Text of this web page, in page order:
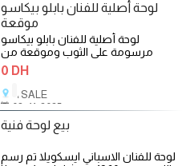
لوحة أصلية للفنان بابلو بيكاسو
موقعة
لوحة أصلية للفنان بابلو بيكاسو
مرسومة على الثوب وموقعة من
طرف
0 DH
، SALE
08/11/2025
بيع لوحة فنية
لوحة للفنان الاسباني ايسكويلا تم رسم